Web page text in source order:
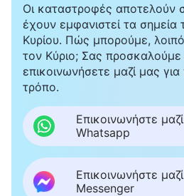
Οι καταστροφές αποτελούν
έχουν εμφανιστεί τα σημεία
Κυρίου. Πώς μπορούμε,
τον Κύριο; Σας προσκαλούμε
επικοινωνήσετε μαζί μας
τρόπο.
Επικοινωνήστε
Whatsapp
Επικοινωνήστε
Messenger